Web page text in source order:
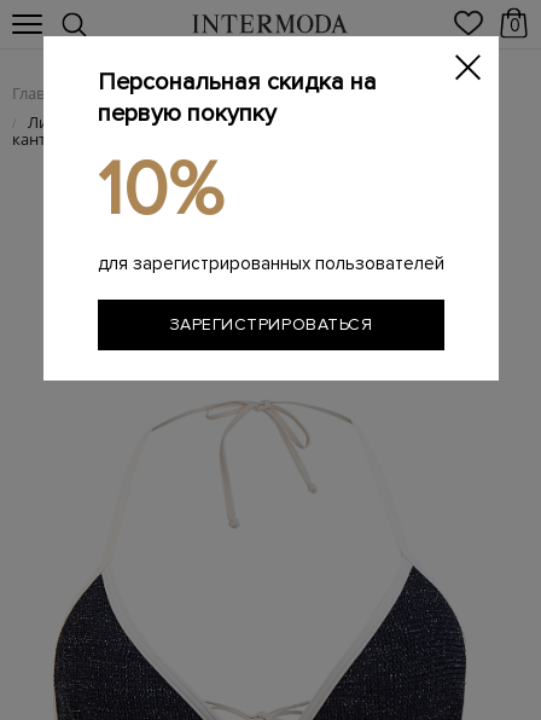
0
Главная Женщинам
/ Лиф-бикини из мерцающей ткани crinkle с контрастным
кантом
Персональная скидка на
первую покупку
10%
для зарегистрированных пользователей
ЗАРЕГИСТРИРОВАТЬСЯ